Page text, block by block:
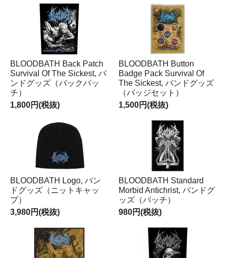
BLOODBATH Back Patch
Survival Of The Sickest, バ
ンドグッズ（バックパッ
チ）
1,800円(税抜)
BLOODBATH Button
Badge Pack Survival Of
The Sickest, バンドグッズ
（バッジセット）
1,500円(税抜)
BLOODBATH Logo, バン
ドグッズ（ニットキャッ
プ）
3,980円(税抜)
BLOODBATH Standard
Morbid Antichrist, バンドグ
ッズ（パッチ）
980円(税抜)